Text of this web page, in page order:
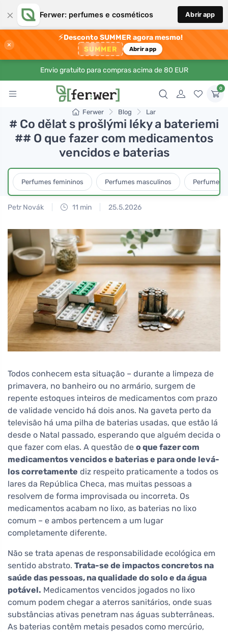
× Ferwer: perfumes e cosméticos Abrir app
×
⚡Desconto SUMMER agora mesmo!
SUMMER Abrir app
Envio gratuito para compras acima de 80 EUR
0
Ferwer Blog Lar
# Co dělat s prošlými léky a bateriemi
## O que fazer com medicamentos
vencidos e baterias
Perfumes femininos Perfumes masculinos Perfumes
Petr Novák 11 min 25.5.2026
Todos conhecem esta situação – durante a limpeza de
primavera, no banheiro ou no armário, surgem de
repente estoques inteiros de medicamentos com prazo
de validade vencido há dois anos. Na gaveta perto da
televisão há uma pilha de baterias usadas, que estão lá
desde o Natal passado, esperando que alguém decida o
que fazer com elas. A questão de o que fazer com
medicamentos vencidos e baterias e para onde levá-
los corretamente diz respeito praticamente a todos os
lares da República Checa, mas muitas pessoas a
resolvem de forma improvisada ou incorreta. Os
medicamentos acabam no lixo, as baterias no lixo
comum – e ambos pertencem a um lugar
completamente diferente.
Não se trata apenas de responsabilidade ecológica em
sentido abstrato. Trata-se de impactos concretos na
saúde das pessoas, na qualidade do solo e da água
potável. Medicamentos vencidos jogados no lixo
comum podem chegar a aterros sanitários, onde suas
substâncias ativas penetram nas águas subterrâneas.
As baterias contêm metais pesados como mercúrio,